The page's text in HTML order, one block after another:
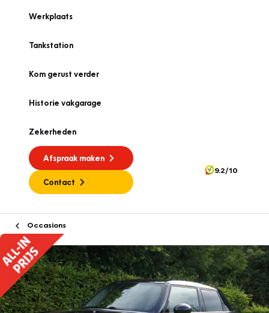
Werkplaats
Tankstation
Kom gerust verder
Historie vakgarage
Zekerheden
Afspraak maken
Contact
9.2/10
Occasions